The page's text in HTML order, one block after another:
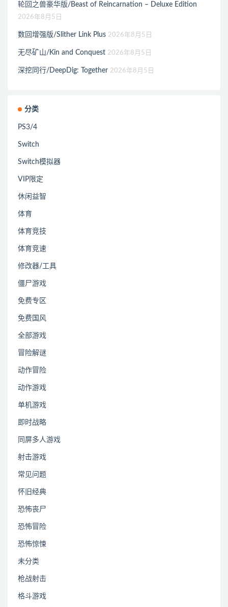
轮回之兽豪华版/Beast of Reincarnation – Deluxe Edition
2026年8月5日
数回增强版/Slither Link Plus 2026年8月5日
无尽矿山/Kin and Conquest 2026年8月5日
深挖同行/DeepDig: Together 2026年8月5日
分类
PS3/4
Switch
Switch模拟器
VIP限定
休闲益智
体育
体育竞技
体育竞速
修改器/工具
僵尸游戏
免费专区
免费国风
全部游戏
冒险解谜
动作冒险
动作游戏
单机游戏
即时战略
同屏多人游戏
射击游戏
常见问题
怀旧经典
恐怖丧尸
恐怖冒险
恐怖惊悚
未分类
枪战射击
格斗游戏